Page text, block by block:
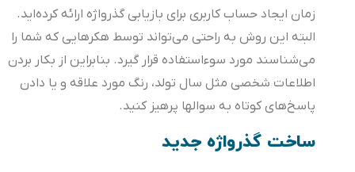
زمان ایجاد حساب کاربری برای بازیابی گذرواژه‌ ارائه کرده‌اید.
البته این روش به راحتی می‌تواند توسط هکرهایی که شما را
می‌شناسند مورد سوءاستفاده قرار گیرد. بنابراین از بکار بردن
اطلاعات شخصی مثل سال تولد، رنگ مورد علاقه و یا دادن
پاسخ‌های کوتاه به سوالها پرهیز کنید.
ساخت گذرواژه جدید